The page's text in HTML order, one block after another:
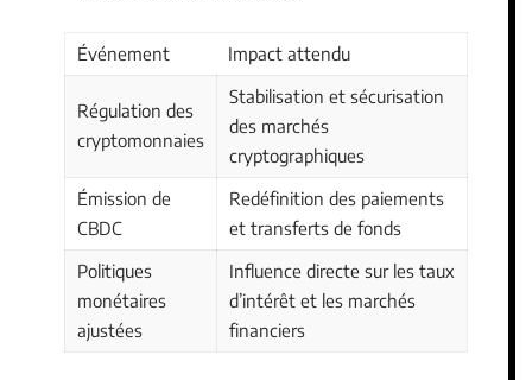
Événement Impact attendu
Régulation des
cryptomonnaies
Stabilisation et sécurisation
des marchés
cryptographiques
Émission de
CBDC
Redéfinition des paiements
et transferts de fonds
Politiques
monétaires
ajustées
Influence directe sur les taux
d’intérêt et les marchés
financiers